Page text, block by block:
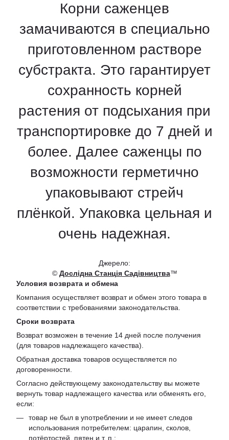
Корни саженцев
замачиваются в специально
приготовленном растворе
субстракта. Это гарантирует
сохранность корней
растения от подсыхания при
транспортировке до 7 дней и
более. Далее саженцы по
возможности герметично
упаковывают стрейч
плёнкой. Упаковка цельная и
очень надежная.
Джерело:
© Дослідна Станція Садівництва™
Условия возврата и обмена
Компания осуществляет возврат и обмен этого товара в
соответствии с требованиями законодательства.
Сроки возврата
Возврат возможен в течение 14 дней после получения
(для товаров надлежащего качества).
Обратная доставка товаров осуществляется по
договоренности.
Согласно действующему законодательству вы можете
вернуть товар надлежащего качества или обменять его,
если:
товар не был в употреблении и не имеет следов
использования потребителем: царапин, сколов,
потёртостей, пятен и т. п.;